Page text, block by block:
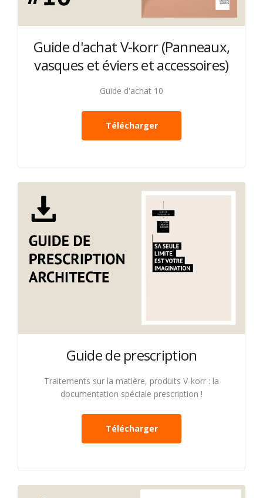
Guide d'achat V-korr (Panneaux,
vasques et éviers et accessoires)
Guide d'achat 10
Télécharger
Guide de prescription
Traitements sur la matière, produits V-korr : la
documentation spéciale prescription !
Télécharger